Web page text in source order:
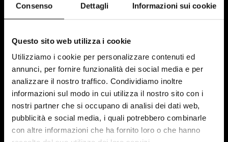
Consenso Dettagli Informazioni sui cookie
Questo sito web utilizza i cookie
Utilizziamo i cookie per personalizzare contenuti ed
annunci, per fornire funzionalità dei social media e per
analizzare il nostro traffico. Condividiamo inoltre
informazioni sul modo in cui utilizza il nostro sito con i
nostri partner che si occupano di analisi dei dati web,
pubblicità e social media, i quali potrebbero combinarle
con altre informazioni che ha fornito loro o che hanno
Per gestire progetti complessi, non basta solo il
codice. L’infrastruttura sottostante determina la